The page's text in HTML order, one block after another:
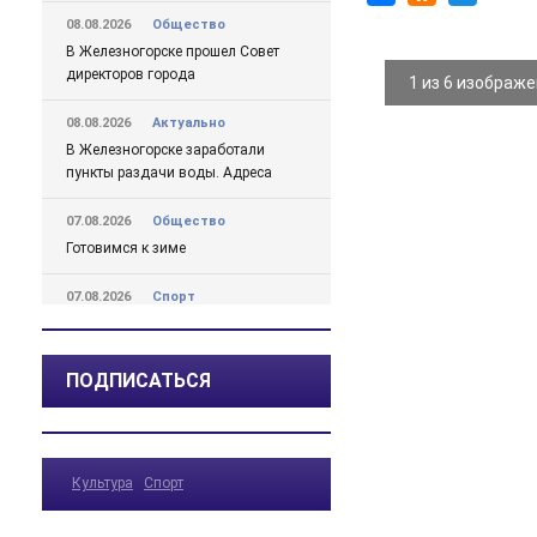
08.08.2026 Общество
В Железногорске прошел Совет
директоров города
08.08.2026 Актуально
В Железногорске заработали
пункты раздачи воды. Адреса
07.08.2026 Общество
Готовимся к зиме
07.08.2026 Спорт
«Народный тренер»
07.08.2026 Происшествия
ПОДПИСАТЬСЯ
Культура Спорт
1 из 6